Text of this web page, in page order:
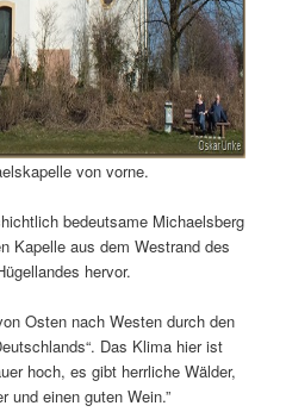
von vorne.
bedeutsame Michaelsberg
Kapelle aus dem Westrand des
hervor.
Osten nach Westen durch den
Das Klima hier ist
hoch, es gibt herrliche Wälder,
und einen guten Wein.”